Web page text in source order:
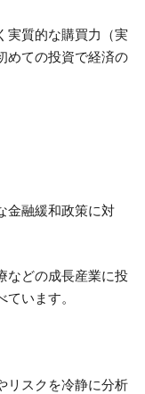
実質的な購買力（実
めての投資で経済の
金融緩和政策に対
などの成長産業に投
います。
リスクを冷静に分析